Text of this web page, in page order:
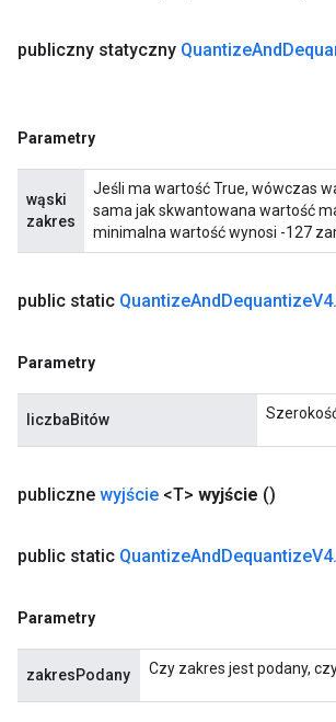
publiczny statyczny QuantizeAnd
Parametry
wąski
zakres
Jeśli ma wartość True, wówczas
sama jak skwantowana wartość
minimalna wartość wynosi -127
public static QuantizeAndDequantizeV4.
Parametry
liczbaBitów
publiczne wyjście <T> wyjście ()
public static QuantizeAndDequantizeV4.
Parametry
zakresPodany Czy zakres jest podany,